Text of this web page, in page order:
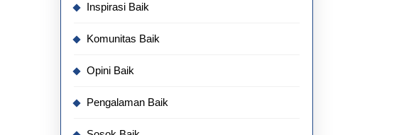
Inspirasi Baik
Komunitas Baik
Opini Baik
Pengalaman Baik